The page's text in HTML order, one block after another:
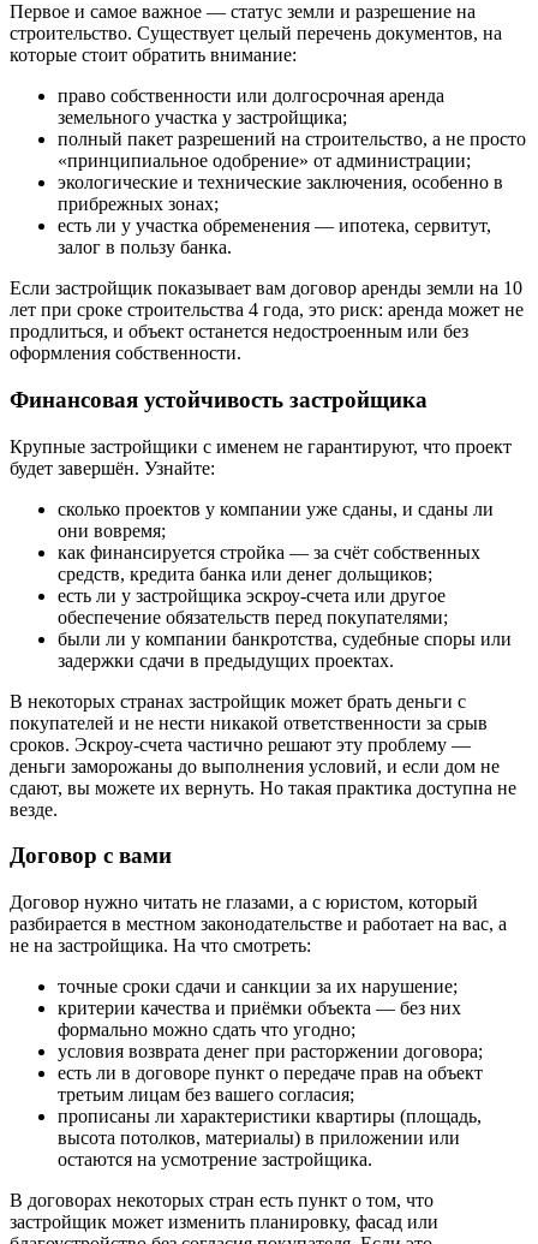
Первое и самое важное — статус земли и разрешение на
строительство. Существует целый перечень документов, на
которые стоит обратить внимание:
право собственности или долгосрочная аренда
земельного участка у застройщика;
полный пакет разрешений на строительство, а не просто
«принципиальное одобрение» от администрации;
экологические и технические заключения, особенно в
прибрежных зонах;
есть ли у участка обременения — ипотека, сервитут,
залог в пользу банка.
Если застройщик показывает вам договор аренды земли на 10
лет при сроке строительства 4 года, это риск: аренда может не
продлиться, и объект останется недостроенным или без
оформления собственности.
Финансовая устойчивость застройщика
Крупные застройщики с именем не гарантируют, что проект
будет завершён. Узнайте:
сколько проектов у компании уже сданы, и сданы ли
они вовремя;
как финансируется стройка — за счёт собственных
средств, кредита банка или денег дольщиков;
есть ли у застройщика эскроу-счета или другое
обеспечение обязательств перед покупателями;
были ли у компании банкротства, судебные споры или
задержки сдачи в предыдущих проектах.
В некоторых странах застройщик может брать деньги с
покупателей и не нести никакой ответственности за срыв
сроков. Эскроу-счета частично решают эту проблему —
деньги заморожаны до выполнения условий, и если дом не
сдают, вы можете их вернуть. Но такая практика доступна не
везде.
Договор с вами
Договор нужно читать не глазами, а с юристом, который
разбирается в местном законодательстве и работает на вас, а
не на застройщика. На что смотреть:
точные сроки сдачи и санкции за их нарушение;
критерии качества и приёмки объекта — без них
формально можно сдать что угодно;
условия возврата денег при расторжении договора;
есть ли в договоре пункт о передаче прав на объект
третьим лицам без вашего согласия;
прописаны ли характеристики квартиры (площадь,
высота потолков, материалы) в приложении или
остаются на усмотрение застройщика.
В договорах некоторых стран есть пункт о том, что
застройщик может изменить планировку, фасад или